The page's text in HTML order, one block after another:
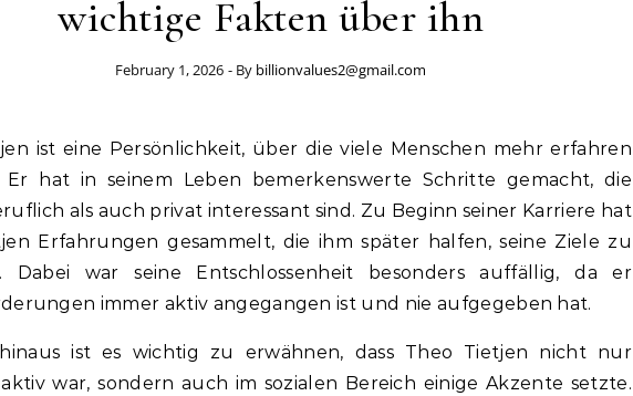
wichtige Fakten über ihn
February 1, 2026 - By billionvalues2@gmail.com
Er hat in seinem Leben bemerkenswerte Schritte gemacht, die
als auch privat interessant sind. Zu Beginn seiner Karriere hat
Erfahrungen gesammelt, die ihm später halfen, seine Ziele zu
Dabei war seine Entschlossenheit besonders auffällig, da er
immer aktiv angegangen ist und nie aufgegeben hat.
ist es wichtig zu erwähnen, dass Theo Tietjen nicht nur
war, sondern auch im sozialen Bereich einige Akzente setzte.